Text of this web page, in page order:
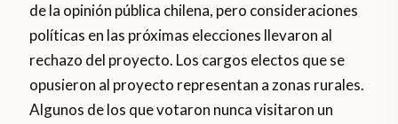
de la opinión pública chilena, pero consideraciones
políticas en las próximas elecciones llevaron al
rechazo del proyecto. Los cargos electos que se
opusieron al proyecto representan a zonas rurales.
Algunos de los que votaron nunca visitaron un